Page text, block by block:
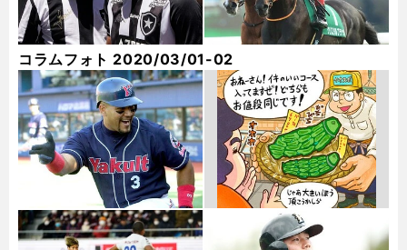
コラムフォト 2020/03/01-02